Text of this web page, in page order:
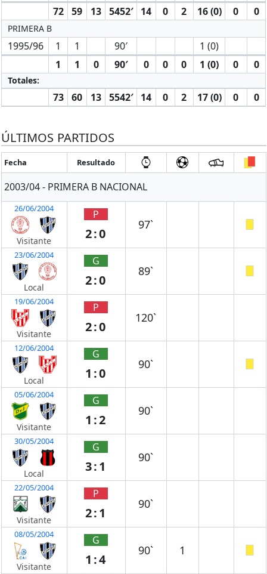
72
59 13 5452′ 14 0 2 16 (0) 0 0
PRIMERA B
1995/96 1 1 90′
1 (0)
1
1 0 90′ 0 0 0 1 (0) 0 0
Totales:
73 60 13 5542′ 14 0 2 17 (0) 0 0
ÚLTIMOS PARTIDOS
Fecha Resultado
2003/04 - PRIMERA B NACIONAL
26/06/2004
Visitante
P
2:0
97`
23/06/2004
Local
G
2:0
89`
19/06/2004
Visitante
P
2:0
120`
12/06/2004
Local
G
1:0
90`
05/06/2004
Visitante
G
1:2
90`
30/05/2004
Local
G
3:1
90`
22/05/2004
Visitante
P
2:1
90`
08/05/2004
Visitante
G
1:4
90` 1